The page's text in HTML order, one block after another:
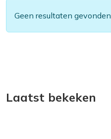
Geen resultaten gevonden
Laatst bekeken